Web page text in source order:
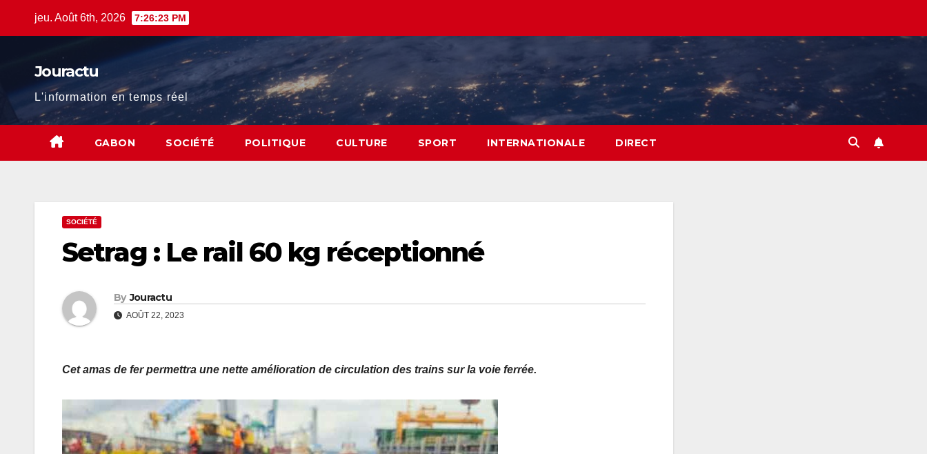
jeu. Août 6th, 2026 7:26:24 PM
Jouractu
L'information en temps réel
GABON SOCIÉTÉ POLITIQUE CULTURE SPORT INTERNATIONALE DIRECT
SOCIÉTÉ
Setrag : Le rail 60 kg réceptionné
By Jouractu
AOÛT 22, 2023
Cet amas de fer permettra une nette amélioration de circulation des trains sur la voie ferrée.